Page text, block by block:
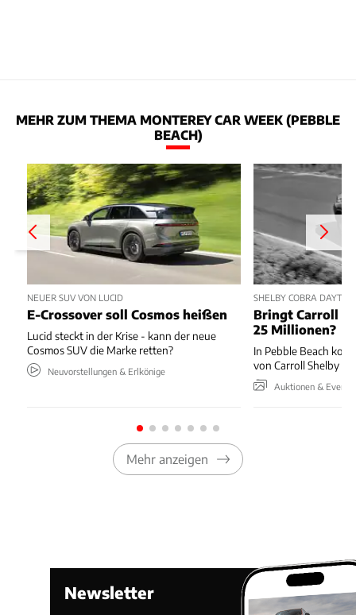
MEHR ZUM THEMA MONTEREY CAR WEEK (PEBBLE
BEACH)
NEUER SUV VON LUCID
E-Crossover soll Cosmos heißen
Lucid steckt in der Krise - kann der neue
Cosmos SUV die Marke retten?
Neuvorstellungen & Erlkönige
SHELBY COBRA
Bringt Carroll
25 Millionen?
In Pebble Beach
von Carroll Shelby
Auktionen & Events
Mehr anzeigen
Newsletter